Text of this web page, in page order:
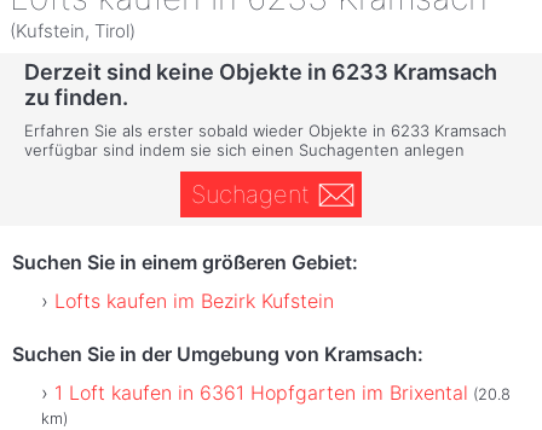
(Kufstein, Tirol)
Derzeit sind keine Objekte in 6233 Kramsach
zu finden.
Erfahren Sie als erster sobald wieder Objekte in 6233 Kramsach
verfügbar sind indem sie sich einen Suchagenten anlegen
Suchagent
Suchen Sie in einem größeren Gebiet:
Lofts kaufen im Bezirk Kufstein
Suchen Sie in der Umgebung von Kramsach:
1 Loft kaufen in 6361 Hopfgarten im Brixental (20.8
km)